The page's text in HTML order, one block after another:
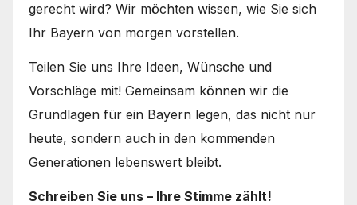
gerecht wird? Wir möchten wissen, wie Sie sich
Ihr Bayern von morgen vorstellen.
Teilen Sie uns Ihre Ideen, Wünsche und
Vorschläge mit! Gemeinsam können wir die
Grundlagen für ein Bayern legen, das nicht nur
heute, sondern auch in den kommenden
Generationen lebenswert bleibt.
Schreiben Sie uns – Ihre Stimme zählt!